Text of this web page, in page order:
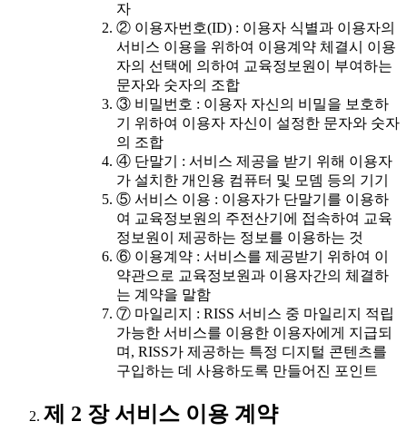
자
② 이용자번호(ID) : 이용자 식별과 이용자의
서비스 이용을 위하여 이용계약 체결시 이용
자의 선택에 의하여 교육정보원이 부여하는
문자와 숫자의 조합
③ 비밀번호 : 이용자 자신의 비밀을 보호하
기 위하여 이용자 자신이 설정한 문자와 숫자
의 조합
④ 단말기 : 서비스 제공을 받기 위해 이용자
가 설치한 개인용 컴퓨터 및 모뎀 등의 기기
⑤ 서비스 이용 : 이용자가 단말기를 이용하
여 교육정보원의 주전산기에 접속하여 교육
정보원이 제공하는 정보를 이용하는 것
⑥ 이용계약 : 서비스를 제공받기 위하여 이
약관으로 교육정보원과 이용자간의 체결하
는 계약을 말함
⑦ 마일리지 : RISS 서비스 중 마일리지 적립
가능한 서비스를 이용한 이용자에게 지급되
며, RISS가 제공하는 특정 디지털 콘텐츠를
구입하는 데 사용하도록 만들어진 포인트
제 2 장 서비스 이용 계약